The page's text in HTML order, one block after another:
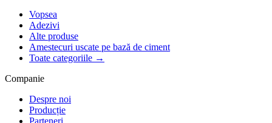
Vopsea
Adezivi
Alte produse
Amestecuri uscate pe bază de ciment
Toate categoriile →
Companie
Despre noi
Producție